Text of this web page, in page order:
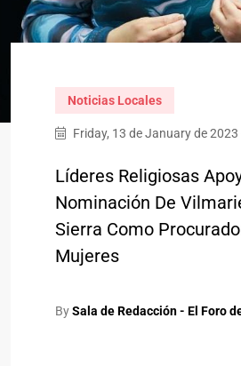
Noticias Locales
Friday, 13 de January de 2023
Líderes Religiosas
Nominación De
Sierra Como
Mujeres
BySala de Redacción - El Foro